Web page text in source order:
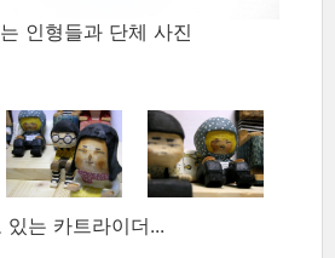
인형들과 단체 사진
있는 카트라이더...